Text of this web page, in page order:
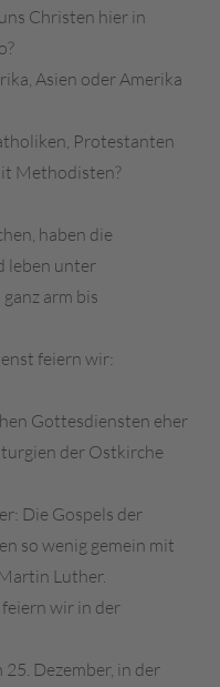
Christen hier in
Asien oder Amerika
Protestanten
Methodisten?
haben die
leben unter
arm bis
feiern wir:
Gottesdiensten eher
der Ostkirche
Die Gospels der
so wenig gemein mit
Luther.
wir in der
Dezember, in der